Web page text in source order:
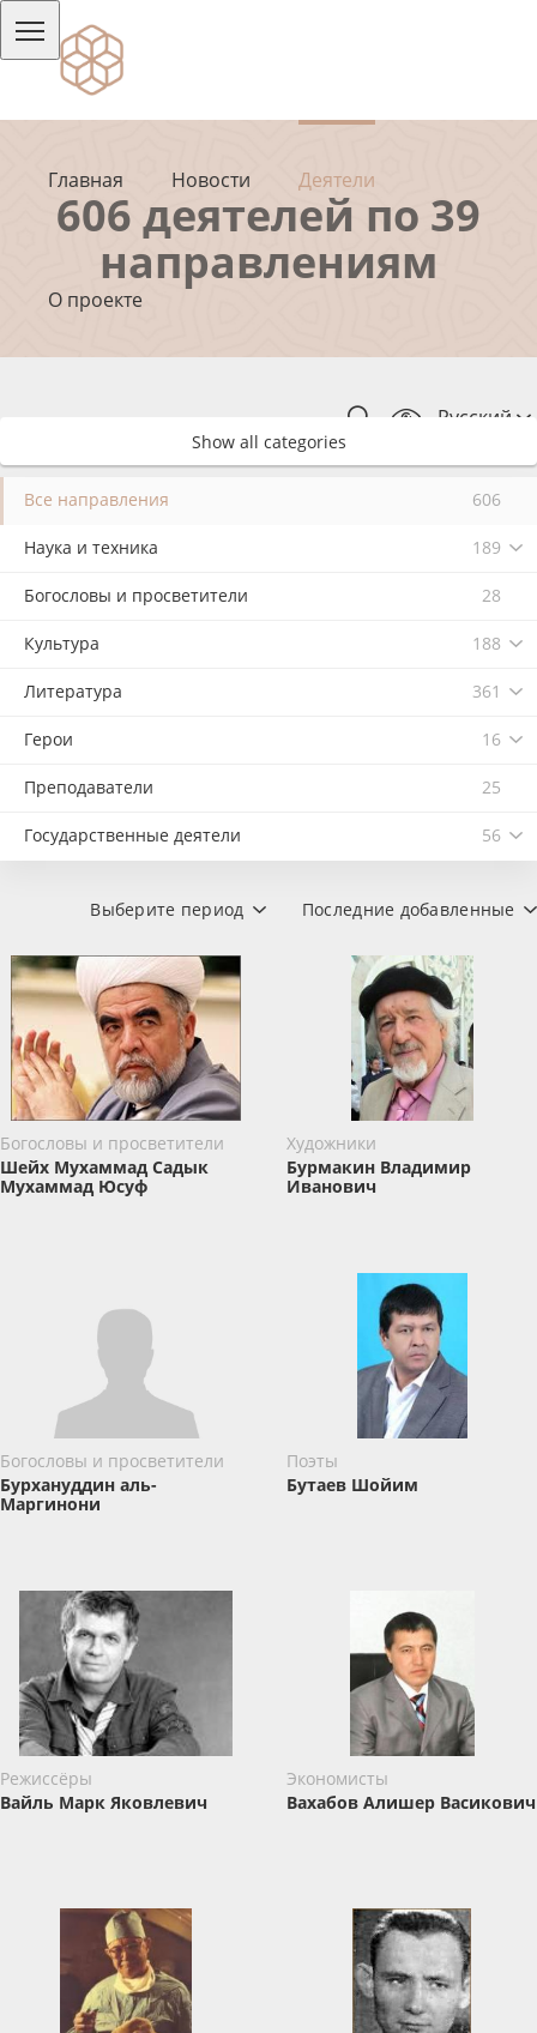
Главная Новости Деятели
О проекте
Русский
606 деятелей по 39
направлениям
Show all categories
Все направления 606
Наука и техника 189
Богословы и просветители 28
Культура 188
Литература 361
Герои 16
Преподаватели 25
Государственные деятели 56
Последние добавленные
Выберите период
Богословы и просветители
Шейх Мухаммад Садык
Мухаммад Юсуф
Художники
Бурмакин Владимир
Иванович
Богословы и просветители
Бурхануддин аль-
Маргинони
Поэты
Бутаев Шойим
Режиссёры
Вайль ​Марк Яковлевич
Экономисты
Вахабов ​Алишер Васикович